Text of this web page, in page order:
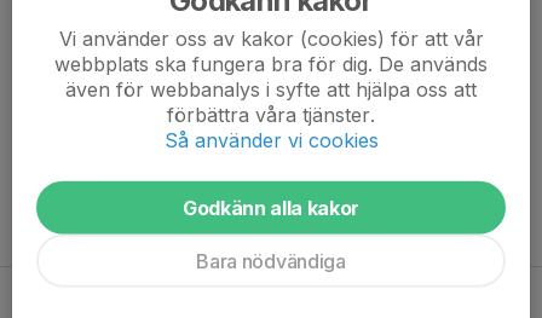
Antons kontrakt är skriver på 2 år.
Tidigare nyheter
Vi använder oss av kakor (cookies) för att vår
webbplats ska fungera bra för dig. De används
även för webbanalys i syfte att hjälpa oss att
förbättra våra tjänster.
Så använder vi cookies
Godkänn alla kakor
Bara nödvändiga